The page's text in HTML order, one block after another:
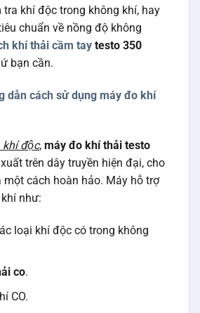
tra khí độc trong không khí, hay
chuẩn về nồng độ không
khí thải cầm tay testo 350
bạn cần.
dẫn cách sử dụng máy đo khí
khí độc, máy đo khí thải testo
trên dây truyền hiện đại, cho
một cách hoàn hảo. Máy hỗ trợ
như:
loại khí độc có trong không
co.
CO.